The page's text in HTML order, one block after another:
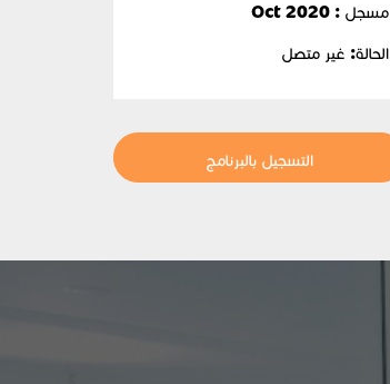
مسجل : Oct 2020
الحالة: غير متصل
التسجيل بالبرنامج